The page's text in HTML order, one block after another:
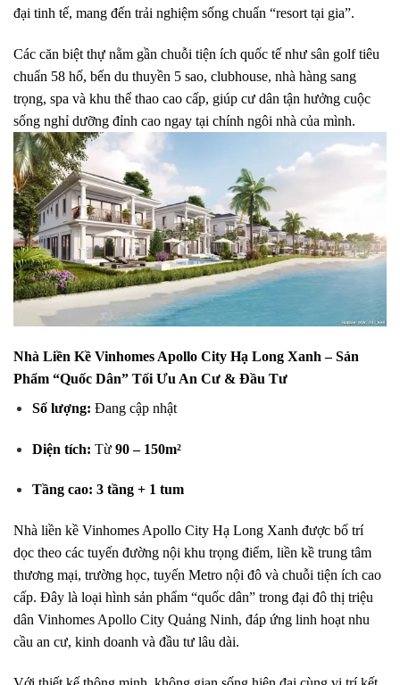
đại tinh tế, mang đến trải nghiệm sống chuẩn “resort tại gia”.
Các căn biệt thự nằm gần chuỗi tiện ích quốc tế như sân golf tiêu
chuẩn 58 hố, bến du thuyền 5 sao, clubhouse, nhà hàng sang
trọng, spa và khu thể thao cao cấp, giúp cư dân tận hưởng cuộc
sống nghỉ dưỡng đỉnh cao ngay tại chính ngôi nhà của mình.
Nhà Liền Kề Vinhomes Apollo City Hạ Long Xanh – Sản
Phẩm “Quốc Dân” Tối Ưu An Cư & Đầu Tư
Số lượng: Đang cập nhật
Diện tích: Từ 90 – 150m²
Tầng cao: 3 tầng + 1 tum
Nhà liền kề Vinhomes Apollo City Hạ Long Xanh được bố trí
dọc theo các tuyến đường nội khu trọng điểm, liền kề trung tâm
thương mại, trường học, tuyến Metro nội đô và chuỗi tiện ích cao
cấp. Đây là loại hình sản phẩm “quốc dân” trong đại đô thị triệu
dân Vinhomes Apollo City Quảng Ninh, đáp ứng linh hoạt nhu
cầu an cư, kinh doanh và đầu tư lâu dài.